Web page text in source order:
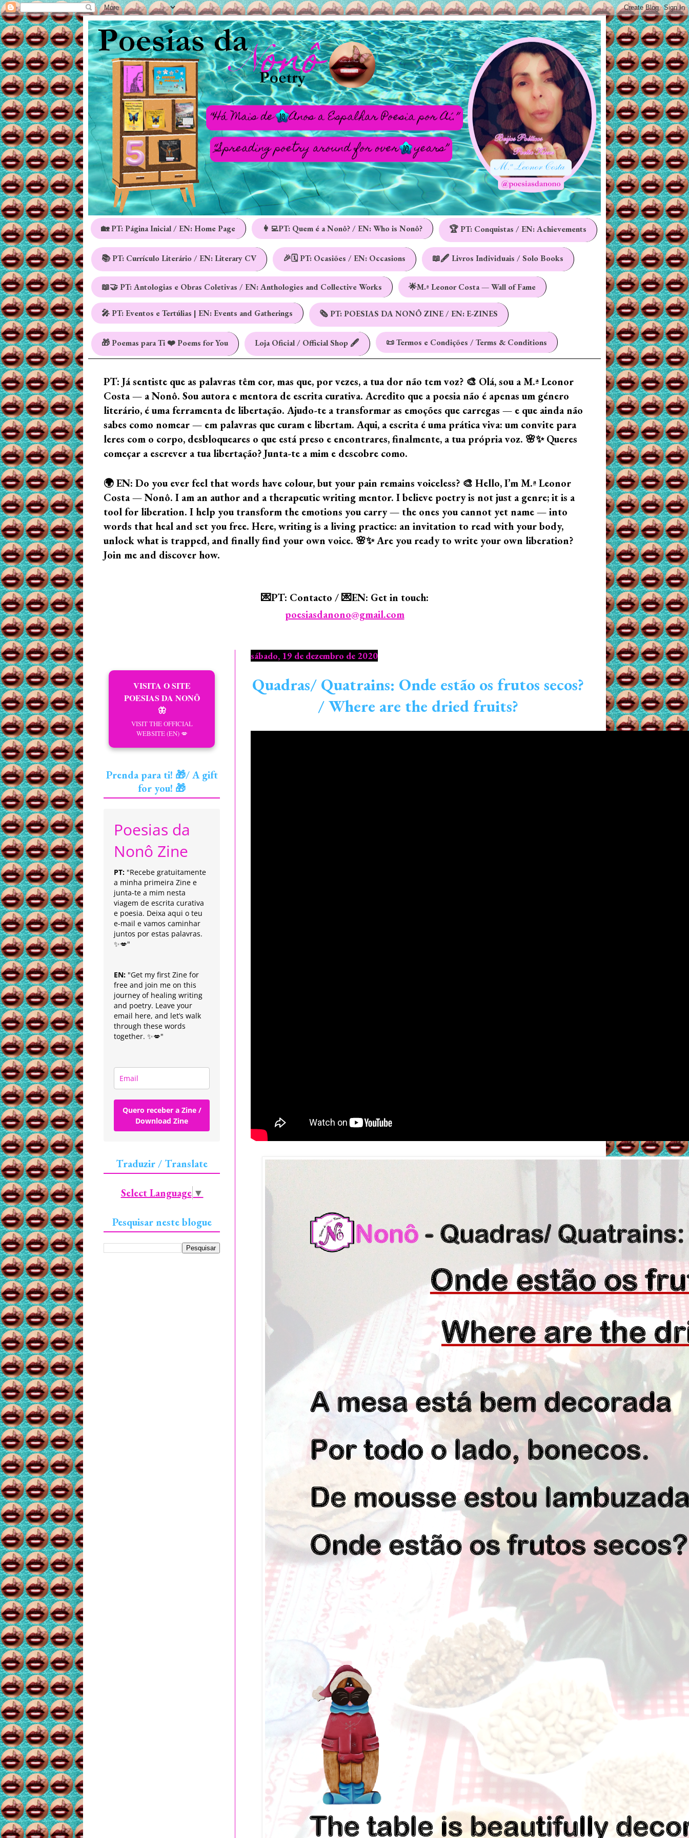
🏡 PT: Página Inicial / EN: Home Page 👩‍💻PT: Quem é a Nonô? / EN: Who is Nonô? 🏆 PT: Conquistas / EN: Achievements
📚 PT: Currículo Literário / EN: Literary CV 🎉🗓️ PT: Ocasiões / EN: Occasions 📖🖋️ Livros Individuais / Solo Books
📖🤝 PT: Antologias e Obras Coletivas / EN: Anthologies and Collective Works 🌟M.ª Leonor Costa — Wall of Fame
🎤 PT: Eventos e Tertúlias | EN: Events and Gatherings 🗞️ PT: POESIAS DA NONÔ ZINE / EN: E-ZINES
🎁 Poemas para Ti ❤️ Poems for You Loja Oficial / Official Shop 🖋️ 📜 Termos e Condições / Terms & Conditions
PT: Já sentiste que as palavras têm cor, mas que, por vezes, a tua dor não tem voz? 🎨 Olá, sou a M.ª Leonor
Costa — a Nonô. Sou autora e mentora de escrita curativa. Acredito que a poesia não é apenas um género
literário, é uma ferramenta de libertação. Ajudo-te a transformar as emoções que carregas — e que ainda não
sabes como nomear — em palavras que curam e libertam. Aqui, a escrita é uma prática viva: um convite para
leres com o corpo, desbloqueares o que está preso e encontrares, finalmente, a tua própria voz. 🌸✨ Queres
começar a escrever a tua libertação? Junta-te a mim e descobre como.
🌍 EN: Do you ever feel that words have colour, but your pain remains voiceless? 🎨 Hello, I’m M.ª Leonor
Costa — Nonô. I am an author and a therapeutic writing mentor. I believe poetry is not just a genre; it is a
tool for liberation. I help you transform the emotions you carry — the ones you cannot yet name — into
words that heal and set you free. Here, writing is a living practice: an invitation to read with your body,
unlock what is trapped, and finally find your own voice. 🌸✨ Are you ready to write your own liberation?
Join me and discover how.
💌PT: Contacto / 💌EN: Get in touch:
poesiasdanono@gmail.com
sábado, 19 de dezembro de 2020
Quadras/ Quatrains: Onde estão os frutos secos?
/ Where are the dried fruits?
VISITA O SITE
POESIAS DA NONÔ
🦋
VISIT THE OFFICIAL
WEBSITE (EN) 💋
Prenda para ti! 🎁/ A gift
for you! 🎁
Poesias da
Nonô Zine
PT: "Recebe gratuitamente
a minha primeira Zine e
junta-te a mim nesta
viagem de escrita curativa
e poesia. Deixa aqui o teu
e-mail e vamos caminhar
juntos por estas palavras.
✨💋"
EN: "Get my first Zine for
free and join me on this
journey of healing writing
and poetry. Leave your
email here, and let’s walk
through these words
together. ✨💋"
Quero receber a Zine /
Download Zine
Traduzir / Translate
Select Language ▼
Pesquisar neste blogue